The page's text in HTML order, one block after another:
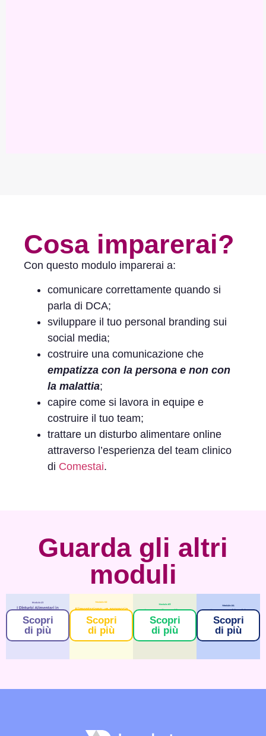
Cosa imparerai?
Con questo modulo imparerai a:
comunicare correttamente quando si
parla di DCA;
sviluppare il tuo personal branding sui
social media;
costruire una comunicazione che
empatizza con la persona e non con
la malattia;
capire come si lavora in equipe e
costruire il tuo team;
trattare un disturbo alimentare online
attraverso l’esperienza del team clinico
di Comestai.
Guarda gli altri
moduli
Scopri
di più
Scopri
di più
Scopri
di più
Scopri
di più